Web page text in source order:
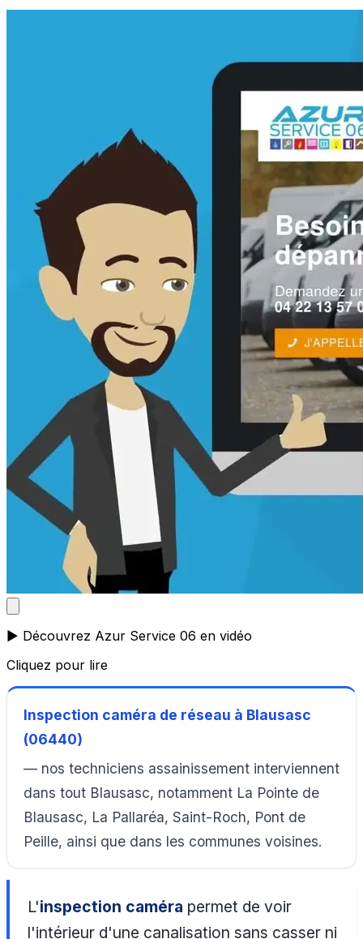
▶️ Découvrez Azur Service 06 en vidéo
Cliquez pour lire
Inspection caméra de réseau à Blausasc
(06440)
— nos techniciens assainissement interviennent
dans tout Blausasc, notamment La Pointe de
Blausasc, La Pallaréa, Saint-Roch, Pont de
Peille, ainsi que dans les communes voisines.
L'inspection caméra permet de voir
l'intérieur d'une canalisation sans casser ni